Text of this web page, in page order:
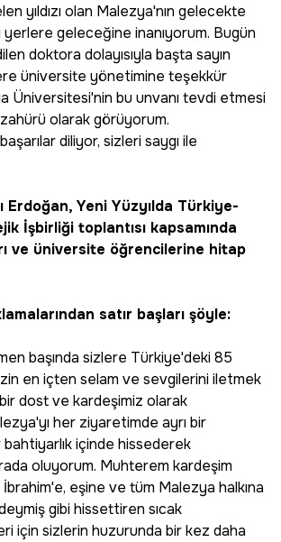
yıldızı olan Malezya'nın gelecekte
yerlere geleceğine inanıyorum. Bugün
doktora dolayısıyla başta sayın
üniversite yönetimine teşekkür
Üniversitesi'nin bu unvanı tevdi etmesi
olarak görüyorum.
başarılar diliyor, sizleri saygı ile
Erdoğan, Yeni Yüzyılda Türkiye-
İşbirliği toplantısı kapsamında
ve üniversite öğrencilerine hitap
satır başları şöyle:
başında sizlere Türkiye'deki 85
en içten selam ve sevgilerini iletmek
dost ve kardeşimiz olarak
her ziyaretimde ayrı bir
bahtiyarlık içinde hissederek
oluyorum. Muhterem kardeşim
eşine ve tüm Malezya halkına
gibi hissettiren sıcak
için sizlerin huzurunda bir kez daha